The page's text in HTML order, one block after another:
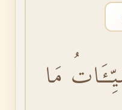
مَا